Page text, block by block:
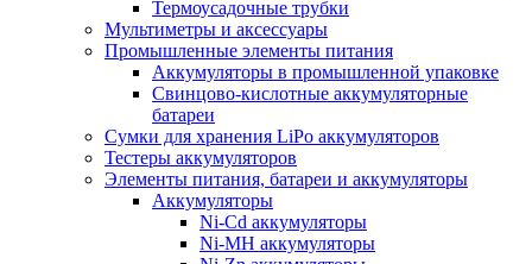
Термоусадочные трубки
Мультиметры и аксессуары
Промышленные элементы питания
Аккумуляторы в промышленной упаковке
Свинцово-кислотные аккумуляторные
батареи
Сумки для хранения LiPo аккумуляторов
Тестеры аккумуляторов
Элементы питания, батареи и аккумуляторы
Аккумуляторы
Ni-Cd аккумуляторы
Ni-MH аккумуляторы